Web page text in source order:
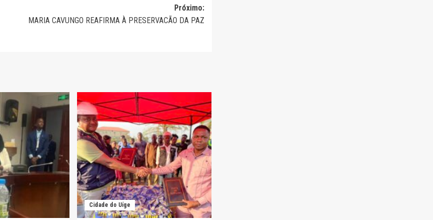
Próximo:
MARIA CAVUNGO REAFIRMA À PRESERVACÃO DA PAZ
Cidade do Uíge